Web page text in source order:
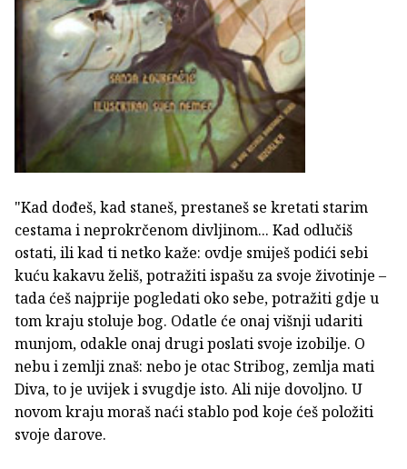
"Kad dođeš, kad staneš, prestaneš se kretati starim
cestama i neprokrčenom divljinom... Kad odlučiš
ostati, ili kad ti netko kaže: ovdje smiješ podići sebi
kuću kakavu želiš, potražiti ispašu za svoje životinje –
tada ćeš najprije pogledati oko sebe, potražiti gdje u
tom kraju stoluje bog. Odatle će onaj višnji udariti
munjom, odakle onaj drugi poslati svoje izobilje. O
nebu i zemlji znaš: nebo je otac Stribog, zemlja mati
Diva, to je uvijek i svugdje isto. Ali nije dovoljno. U
novom kraju moraš naći stablo pod koje ćeš položiti
svoje darove.